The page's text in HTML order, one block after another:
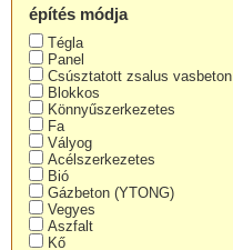
építés módja
Tégla
Panel
Csúsztatott zsalus vasbeton
Blokkos
Könnyűszerkezetes
Fa
Vályog
Acélszerkezetes
Bió
Gázbeton (YTONG)
Vegyes
Aszfalt
Kő